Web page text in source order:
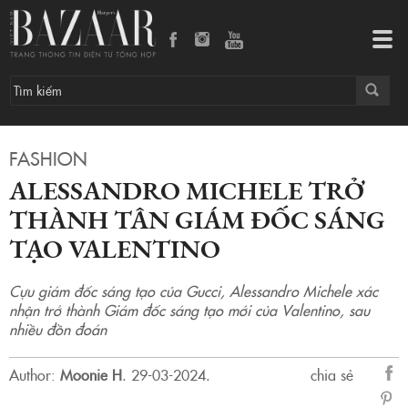
FASHION
ALESSANDRO MICHELE TRỞ
THÀNH TÂN GIÁM ĐỐC SÁNG
TẠO VALENTINO
Cựu giám đốc sáng tạo của Gucci, Alessandro Michele xác
nhận trở thành Giám đốc sáng tạo mới của Valentino, sau
nhiều đồn đoán
Author: Moonie H. 29-03-2024.
chia sẻ
sẻ